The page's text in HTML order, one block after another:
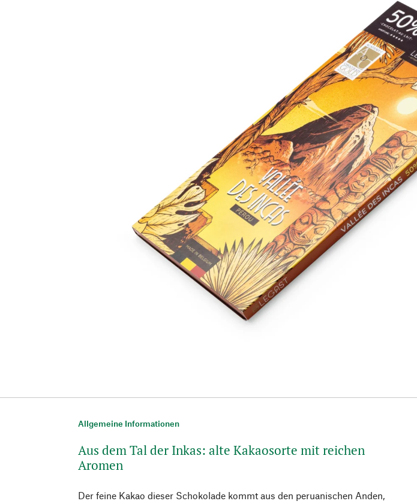
Allgemeine Informationen
Aus dem Tal der Inkas: alte Kakaosorte mit reichen
Aromen
Der feine Kakao dieser Schokolade kommt aus den peruanischen Anden,